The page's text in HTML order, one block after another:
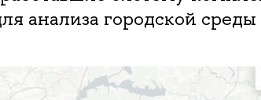
анализа городской